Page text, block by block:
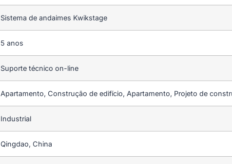
Sistema de andaimes Kwikstage
5 anos
Suporte técnico on-line
Apartamento, Construção de edifício, Apartamento, Projeto de
Industrial
Qingdao, China